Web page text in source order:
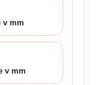
v mm
v mm